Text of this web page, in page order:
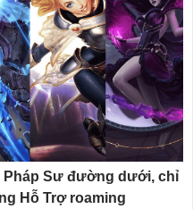
Pháp Sư đường dưới, chỉ
Hỗ Trợ roaming